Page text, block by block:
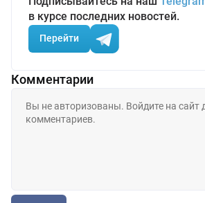
в курсе последних новостей.
Перейти
Комментарии